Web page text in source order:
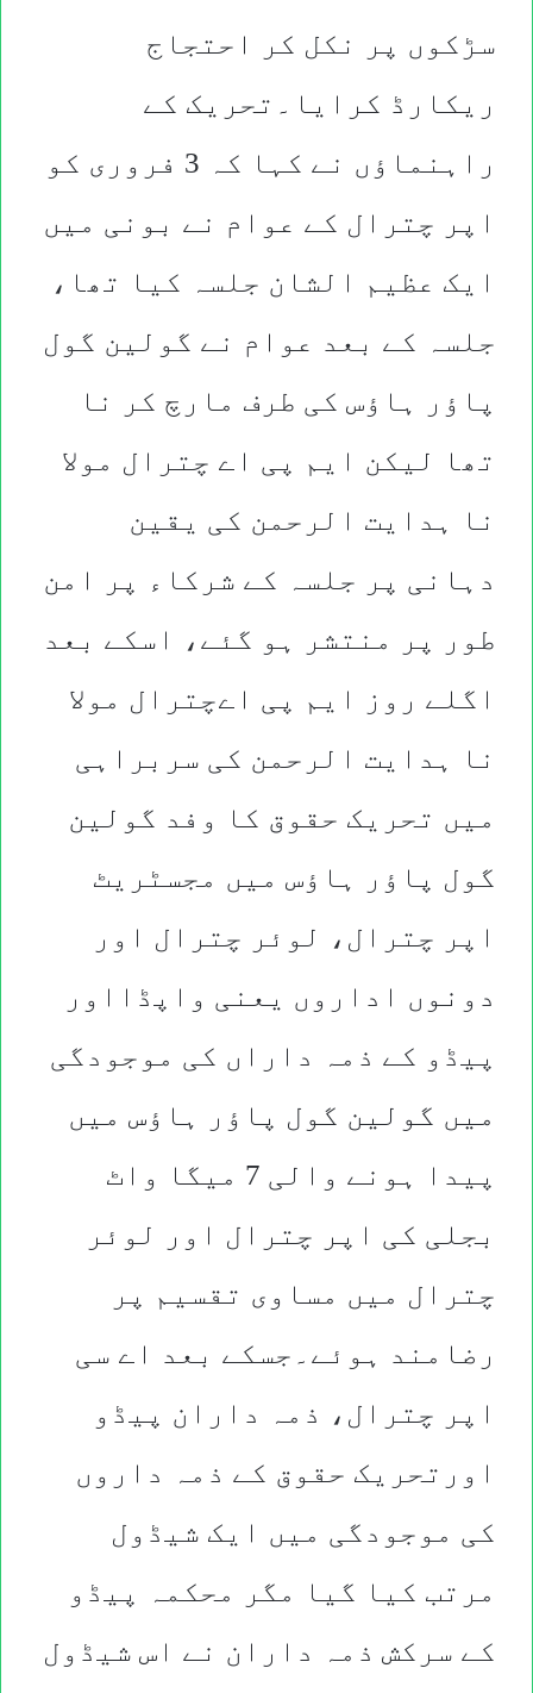
سڑکوں پر نکل کر احتجاج
ریکارڈ کرایا۔تحریک کے
راہنماؤں نے کہا کہ 3 فروری کو
اپر چترال کے عوام نے بونی میں
ایک عظیم الشان جلسہ کیا تھا،
جلسہ کے بعد عوام نے گولین گول
پاؤر ہاؤس کی طرف مارچ کر نا
تھا لیکن ایم پی اے چترال مولا
نا ہدایت الرحمن کی یقین
دہانی پر جلسہ کے شرکاء پر امن
طور پر منتشر ہو گئے، اسکے بعد
اگلے روز ایم پی اےچترال مولا
نا ہدایت الرحمن کی سربراہی
میں تحریک حقوق کا وفد گولین
گول پاؤر ہاؤس میں مجسٹریٹ
اپر چترال، لوئر چترال اور
دونوں اداروں یعنی واپڈااور
پیڈو کے ذمہ داراں کی موجودگی
میں گولین گول پاؤر ہاؤس میں
پیدا ہونے والی 7 میگا واٹ
بجلی کی اپر چترال اور لوئر
چترال میں مساوی تقسیم پر
رضامند ہوئے۔جسکے بعد اے سی
اپر چترال، ذمہ داران پیڈو
اورتحریک حقوق کے ذمہ داروں
کی موجودگی میں ایک شیڈول
مرتب کیا گیا مگر محکمہ پیڈو
کے سرکش ذمہ داران نے اس شیڈول